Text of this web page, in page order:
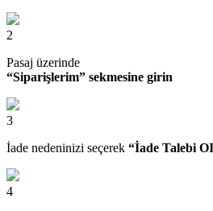
2
Pasaj üzerinde
“Siparişlerim” sekmesine girin
3
İade nedeninizi seçerek “İade Talebi
4